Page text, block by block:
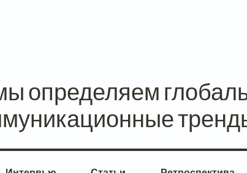
определяем